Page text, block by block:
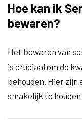
Hoe kan ik
bewaren?
Het bewaren van
is cruciaal om de
behouden. Hier zijn
smakelijk te